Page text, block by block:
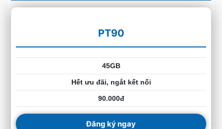
PT90
45GB
Hết ưu đãi, ngắt kết nối
90.000đ
Đăng ký ngay